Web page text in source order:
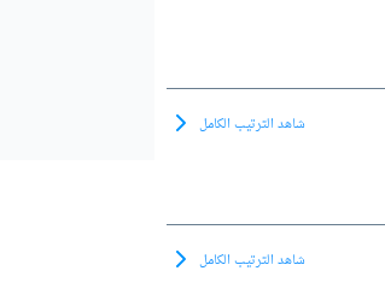
شاهد الترتيب الكامل
شاهد الترتيب الكامل